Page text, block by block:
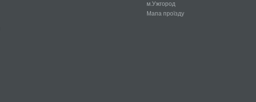
м.Ужгород
Мапа проїзду